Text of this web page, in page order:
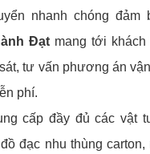
nhanh chóng đảm
Đạt mang tới
tư vấn phương án
phí.
cấp đầy đủ các vật
đạc nhu thùng carton,